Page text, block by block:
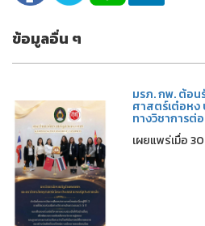
ข้อมูลอื่น ๆ
มรภ. กพ. ต้อ
ศาสตร์เต๋อหง
ทางวิชาการต่
เผยแพร่เมื่อ